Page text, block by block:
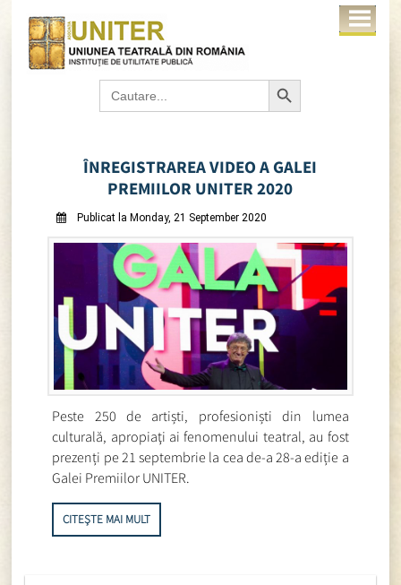
Search
for:
Search Button
ÎNREGISTRAREA VIDEO A GALEI
PREMIILOR UNITER 2020
Publicat la Monday, 21 September 2020
Peste 250 de artiști, profesioniști din lumea
culturală, apropiaţi ai fenomenului teatral, au fost
prezenți pe 21 septembrie la cea de-a 28-a ediție a
Galei Premiilor UNITER.
CITEȘTE MAI MULT